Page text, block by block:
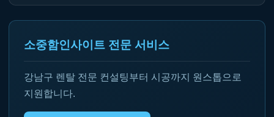
소중함인사이트 전문 서비스
강남구 렌탈 전문 컨설팅부터 시공까지 원스톱으로
지원합니다.